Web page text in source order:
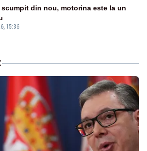
15:36
din nou, motorina este la un